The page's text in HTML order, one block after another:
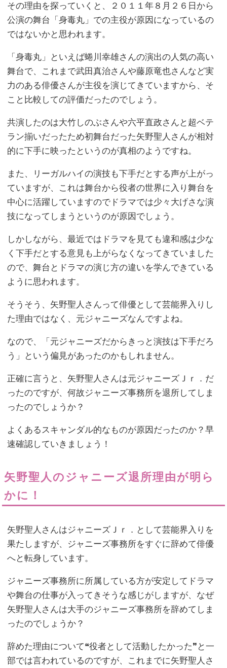
その理由を探っていくと、２０１１年８月２６日から
公演の舞台「身毒丸」での主役が原因になっているの
ではないかと思われます。
「身毒丸」といえば蜷川幸雄さんの演出の人気の高い
舞台で、これまで武田真治さんや藤原竜也さんなど実
力のある俳優さんが主役を演じてきていますから、そ
こと比較しての評価だったのでしょう。
共演したのは大竹しのぶさんや六平直政さんと超ベテ
ラン揃いだったため初舞台だった矢野聖人さんが相対
的に下手に映ったというのが真相のようですね。
また、リーガルハイの演技も下手だとする声が上がっ
ていますが、これは舞台から役者の世界に入り舞台を
中心に活躍していますのでドラマでは少々大げさな演
技になってしまうというのが原因でしょう。
しかしながら、最近ではドラマを見ても違和感は少な
く下手だとする意見も上がらなくなってきていました
ので、舞台とドラマの演じ方の違いを学んできている
ように思われます。
そうそう、矢野聖人さんって俳優として芸能界入りし
た理由ではなく、元ジャニーズなんですよね。
なので、「元ジャニーズだからきっと演技は下手だろ
う」という偏見があったのかもしれません。
正確に言うと、矢野聖人さんは元ジャニーズＪｒ．だ
ったのですが、何故ジャニーズ事務所を退所してしま
ったのでしょうか？
よくあるスキャンダル的なものが原因だったのか？早
速確認していきましょう！
矢野聖人のジャニーズ退所理由が明ら
かに！
矢野聖人さんはジャニーズＪｒ．として芸能界入りを
果たしますが、ジャニーズ事務所をすぐに辞めて俳優
へと転身しています。
ジャニーズ事務所に所属している方が安定してドラマ
や舞台の仕事が入ってきそうな感じがしますが、なぜ
矢野聖人さんは大手のジャニーズ事務所を辞めてしま
ったのでしょうか？
辞めた理由について❝役者として活動したかった❞と一
部では言われているのですが、これまでに矢野聖人さ